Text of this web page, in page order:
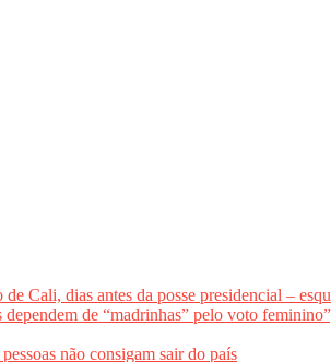
Cali, dias antes da posse presidencial –
de “madrinhas” pelo voto
não consigam sair do país